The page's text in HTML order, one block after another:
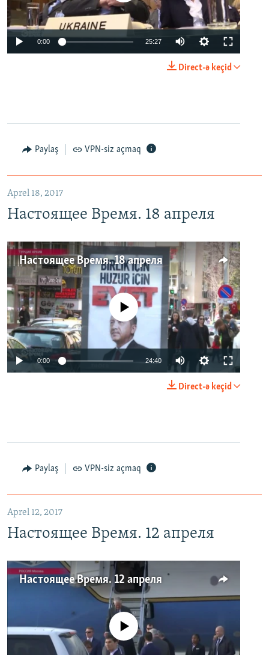
0:00 25:27
Direct-ə keçid
Paylaş VPN-siz açmaq
Aprel 18, 2017
Настоящее Время. 18 апреля
Настоящее Время. 18 апреля
No media source currently available
0:00 24:40
Direct-ə keçid
Paylaş VPN-siz açmaq
Aprel 12, 2017
Настоящее Время. 12 апреля
Настоящее Время. 12 апреля
No media source currently available